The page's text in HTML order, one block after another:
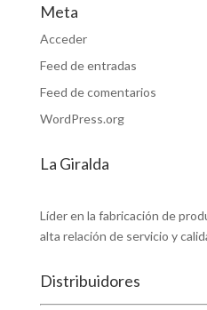
Meta
Acceder
Feed de entradas
Feed de comentarios
WordPress.org
La Giralda
Líder en la fabricación de
alta relación de servicio y
Distribuidores